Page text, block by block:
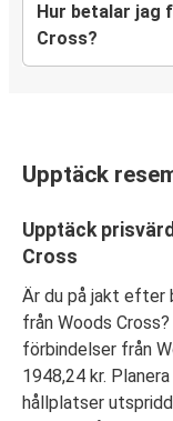
Hur betalar jag
Cross?
Upptäck
Upptäck
Cross
Är du på jakt efter
från Woods
förbindelser från
1948,24 kr.
hållplatser